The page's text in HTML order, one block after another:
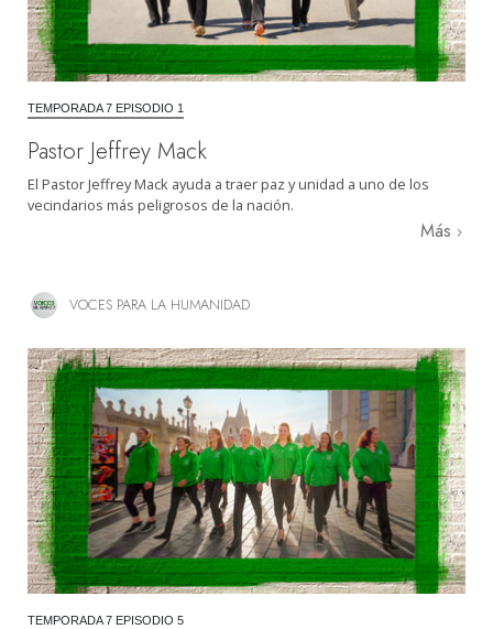
TEMPORADA 7 EPISODIO 1
Pastor Jeffrey Mack
El Pastor Jeffrey Mack ayuda a traer paz y unidad a uno de los
vecindarios más peligrosos de la nación.
Más
VOCES PARA LA HUMANIDAD
TEMPORADA 7 EPISODIO 5